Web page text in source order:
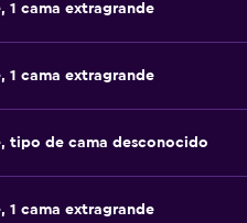
1 cama extragrande
1 cama extragrande
tipo de cama desconocido
1 cama extragrande